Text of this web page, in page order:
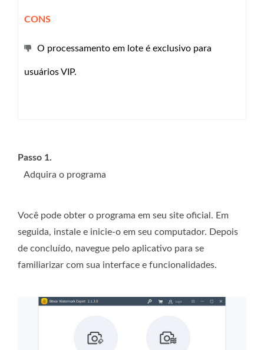
CONS
O processamento em lote é exclusivo para
usuários VIP.
Passo 1.
Adquira o programa
Você pode obter o programa em seu site oficial. Em
seguida, instale e inicie-o em seu computador. Depois
de concluído, navegue pelo aplicativo para se
familiarizar com sua interface e funcionalidades.